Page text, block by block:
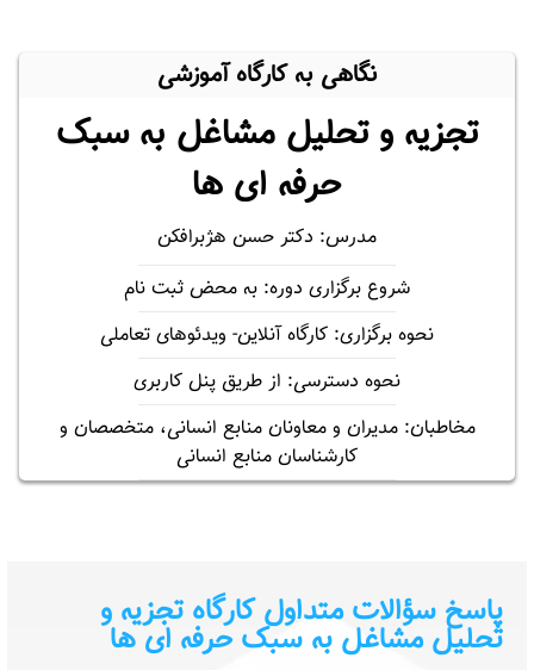
نگاهی به کارگاه آموزشی
تجزیه و تحلیل مشاغل به سبک
حرفه ای ها
مدرس: دکتر حسن هژبرافکن
شروع برگزاری دوره: به محض ثبت نام
نحوه برگزاری: کارگاه آنلاین- ویدئوهای تعاملی
نحوه دسترسی: از طریق پنل کاربری
مخاطبان: مدیران و معاونان منابع انسانی، متخصصان و
کارشناسان منابع انسانی
پاسخ سؤالات متداول کارگاه تجزیه و
تحلیل مشاغل به سبک حرفه ای ها